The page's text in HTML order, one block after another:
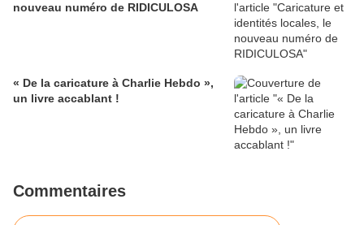
nouveau numéro de RIDICULOSA
« De la caricature à Charlie Hebdo »,
un livre accablant !
Commentaires